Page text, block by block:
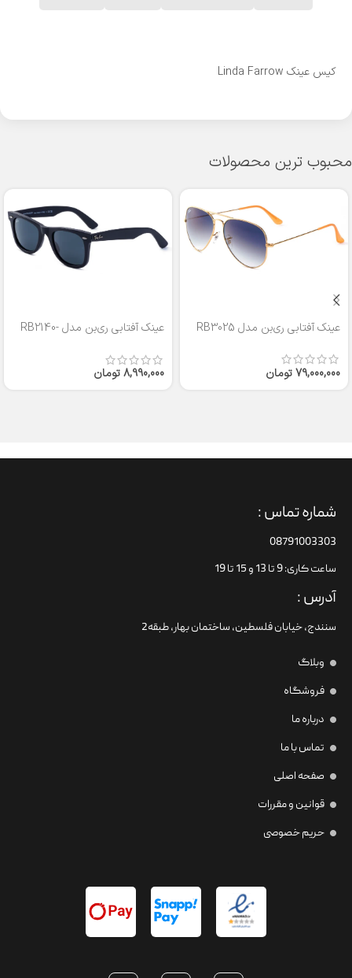
کیس عینک Linda Farrow
محبوب ترین محصولات
عینک آفتابی ری‌بن مدل RB3025
79,000,000تومان
عینک آفتابی ری‌بن مدل RB2140-
8,990,000تومان
شماره تماس :
08791003303
ساعت کاری: 9 تا 13 و 15 تا 19
آدرس :
سنندج، خیابان فلسطین،‌ ساختمان بهار، طبقه2
وبلاگ
فروشگاه
درباره ما
تماس با ما
صفحه اصلی
قوانین و مقررات
حریم خصوصی